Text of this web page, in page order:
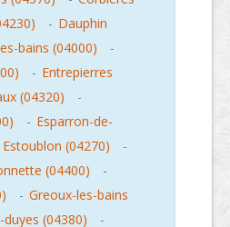
- Dauphin
bains (04000)
-
- Entrepierres
(04320)
-
- Esparron-de-
Estoublon (04270)
-
(04400)
-
- Greoux-les-bains
duyes (04380)
-